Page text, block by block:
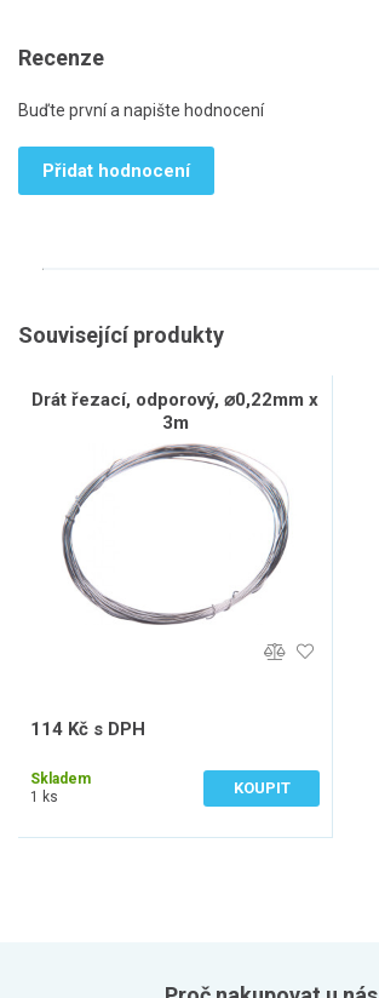
Recenze
Buďte první a napište hodnocení
Přidat hodnocení
Související produkty
Drát řezací, odporový, ⌀0,22mm x
3m
114 Kč s DPH
Skladem
1 ks
KOUPIT